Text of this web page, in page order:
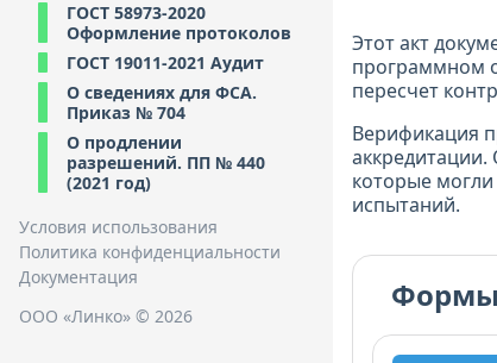
ГОСТ 58973-2020
Оформление протоколов
ГОСТ 19011-2021 Аудит
О сведениях для ФСА.
Приказ № 704
О продлении
разрешений. ПП № 440
(2021 год)
Условия использования
Политика конфиденциальности
Документация
ООО «Линко» © 2026
Этот акт
программном
пересчет
Верификация
которые
испытаний.
Формы